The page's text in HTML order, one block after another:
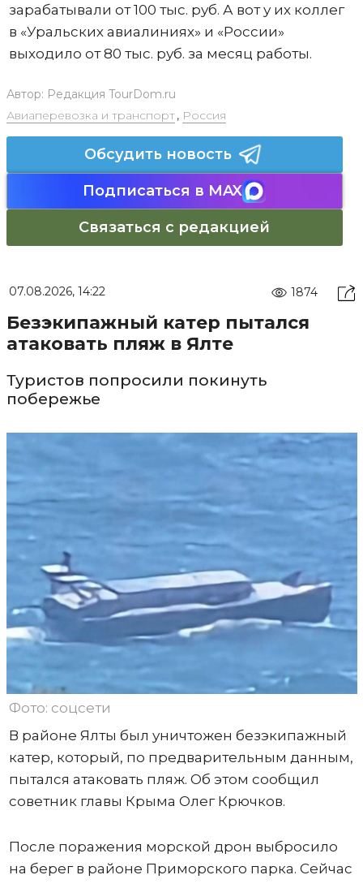
зарабатывали от 100 тыс. руб. А вот у их коллег
в «Уральских авиалиниях» и «России»
выходило от 80 тыс. руб. за месяц работы.
Автор: Редакция TourDom.ru
Авиаперевозка и транспорт, Россия
Обсудить новость
Подписаться в MAX
Связаться с редакцией
07.08.2026, 14:22 1874
Безэкипажный катер пытался
атаковать пляж в Ялте
Туристов попросили покинуть
побережье
Фото: соцсети
В районе Ялты был уничтожен безэкипажный
катер, который, по предварительным данным,
пытался атаковать пляж. Об этом сообщил
советник главы Крыма Олег Крючков.
После поражения морской дрон выбросило
на берег в районе Приморского парка. Сейчас